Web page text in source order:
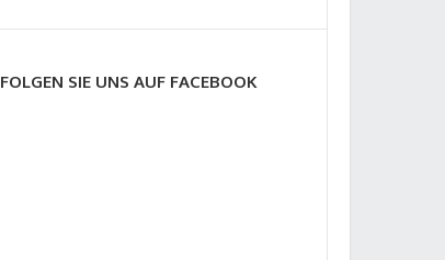
FOLGEN SIE UNS AUF FACEBOOK